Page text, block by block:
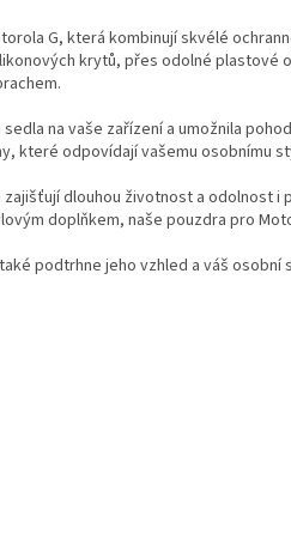
G, která kombinují skvélé
krytů, přes odolné plastové
na vaše zařízení a umožnila
které odpovídají vašemu osobnímu
dlouhou životnost a odolnost i
doplňkem, naše pouzdra pro
podtrhne jeho vzhled a váš osobní